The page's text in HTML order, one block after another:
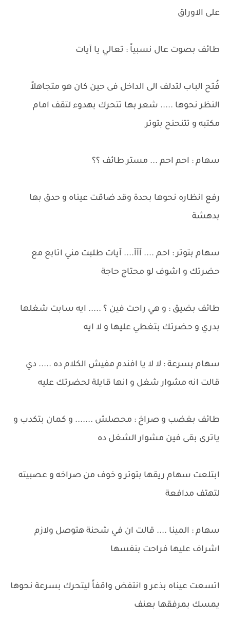
على الاوراق
طائف بصوت عال نسبياً : تعالي يا آيات
فُتح الباب لتدلف الى الداخل فى حين كان هو متجاهلاً
النظر نحوها ..... شعر بها تتحرك بهدوء لتقف امام
مكتبه و تتنحنح بتوتر
سهام : احم احم ... مستر طائف ؟؟
رفع انظاره نحوها بحدة وقد ضاقت عيناه و حدق بها
بدهشة
سهام بتوتر : احم .... آآآ.... آيات طلبت مني اتابع مع
حضرتك و اشوف لو محتاج حاجة
طائف بضيق : و هي راحت فين ؟ ..... ايه سابت شغلها
بدري و حضرتك بتغطي عليها و لا ايه
سهام بسرعة : لا لا يا افندم مفيش الكلام ده ..... دي
قالت انه مشوار شغل و انها قايلة لحضرتك عليه
طائف بغضب و صراخ : محصلش ....... و كمان بتكدب و
ياترى بقى فين مشوار الشغل ده
ابتلعت سهام ريقها بتوتر و خوف من صراخه و عصبيته
لتهتف مدافعة
سهام : المينا .... قالت ان في شحنة هتوصل ولازم
اشراف عليها فراحت بنفسها
اتسعت عيناه بذعر و انتفض واقفاً ليتحرك بسرعة نحوها
يمسك بمرفقها بعنف